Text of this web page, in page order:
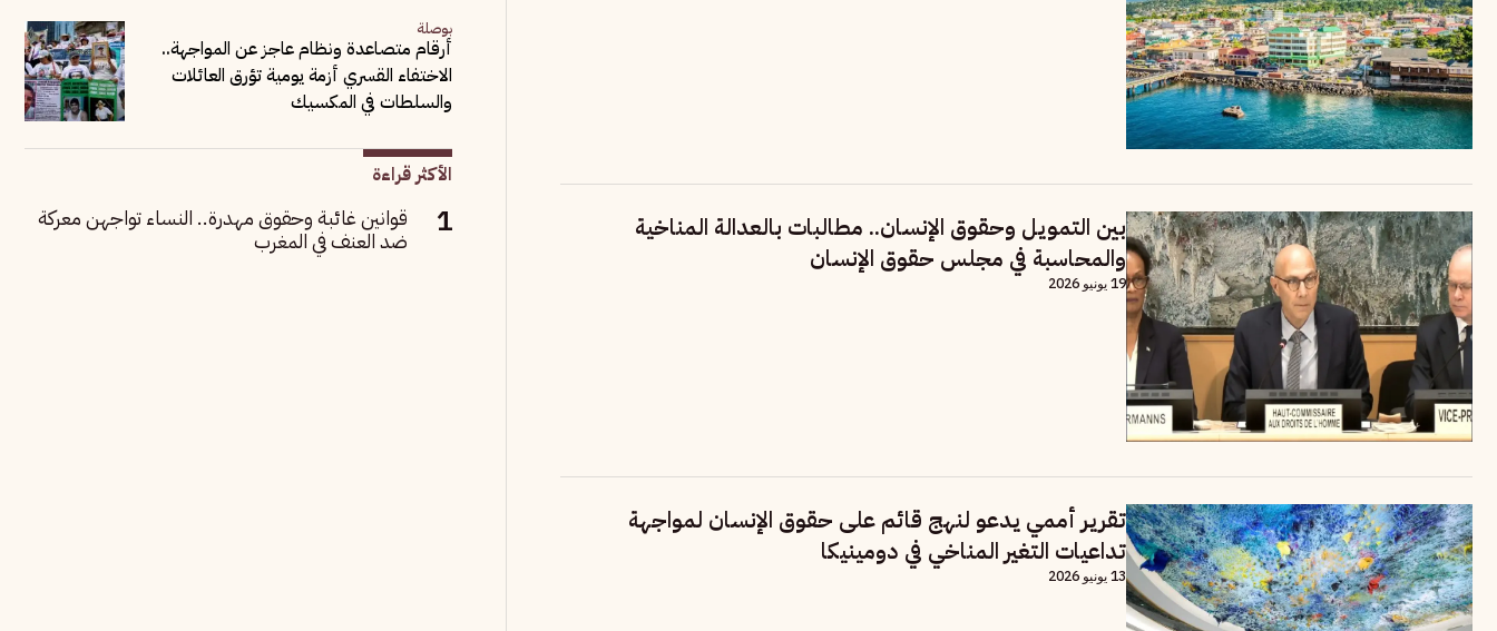
بين التمويل وحقوق الإنسان.. مطالبات بالعدالة المناخية
والمحاسبة في مجلس حقوق الإنسان
19 يونيو 2026
تقرير أممي يدعو لنهج قائم على حقوق الإنسان لمواجهة
تداعيات التغير المناخي في دومينيكا
13 يونيو 2026
بوصلة
أرقام متصاعدة ونظام عاجز عن المواجهة..
الاختفاء القسري أزمة يومية تؤرق العائلات
والسلطات في المكسيك
الأكثر قراءة
قوانين غائبة وحقوق مهدرة.. النساء تواجهن معركة
ضد العنف في المغرب